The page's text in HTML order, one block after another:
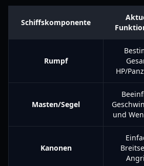
Schiffskomponente
Rumpf
HP/
Masten/Segel
und
Kanonen